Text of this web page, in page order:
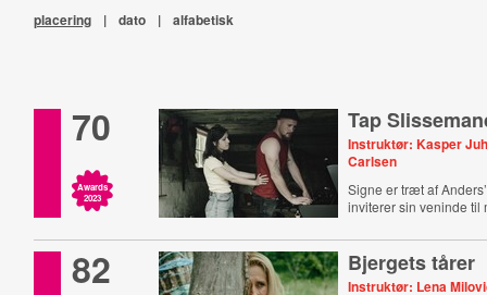
placering | dato | alfabetisk
70
Awards
2023
Tap
Instruktør: Kasper
Carlsen
Signe er træt af
inviterer sin veninde til
82 Bjergets tårer
Instruktør: Lena